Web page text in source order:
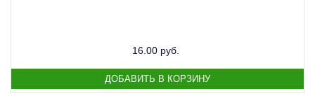
16.00 руб.